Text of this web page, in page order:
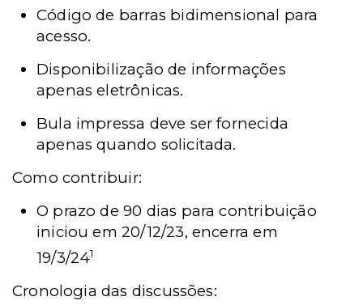
Código de barras bidimensional para
acesso.
Disponibilização de informações
apenas eletrônicas.
Bula impressa deve ser fornecida
apenas quando solicitada.
Como contribuir:
O prazo de 90 dias para contribuição
iniciou em 20/12/23, encerra em
19/3/241
Cronologia das discussões: